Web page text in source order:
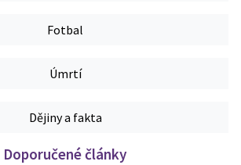
Fotbal
Úmrtí
Dějiny a fakta
Doporučené články